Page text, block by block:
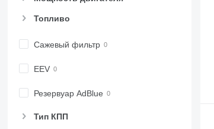
Топливо
Сажевый фильтр
EEV
Резервуар AdBlue
Тип КПП